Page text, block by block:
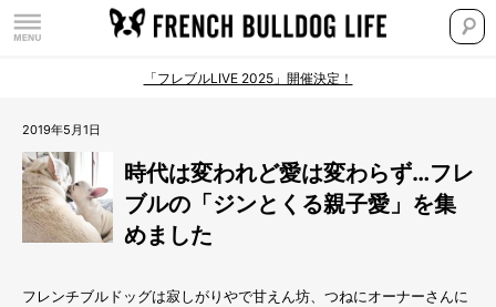
「フレブルLIVE 2025」開催決定！
2019年5月1日
時代は変われど愛は変わらず…フレ
ブルの「ジンとくる親子愛」を集
めました
フレンチブルドッグは寂しがりやで甘えん坊、つねにオーナーさんに